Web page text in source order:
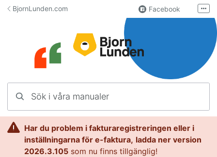
Hoppa till innehåll
BjornLunden.com Facebook
Användargrupp
Kontakta oss
Fler
Har du problem i fakturaregistreringen eller i
inställningarna för e-faktura, ladda ner version
2026.3.105 som nu finns tillgänglig!